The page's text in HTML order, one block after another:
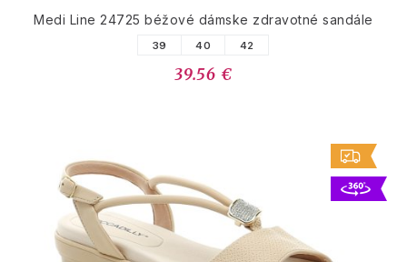
Medi Line 24725 béžové dámske zdravotné sandále
39 40 42
39.56 €